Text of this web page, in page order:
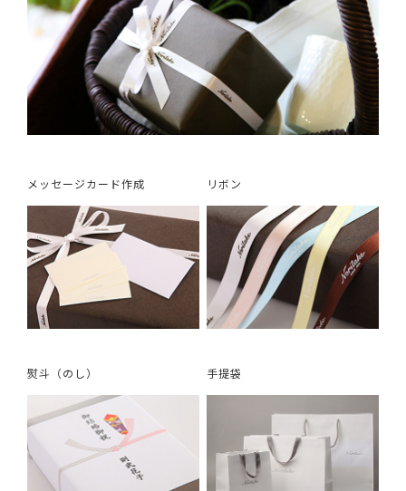
メッセージカード作成 リボン
熨斗（のし） 手提袋